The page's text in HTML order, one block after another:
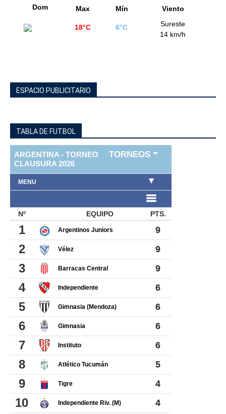
Dom
Max Mín Viento
18°C 6°C
Sureste
14 km/h
ESPACIO PUBLICITARIO
TABLA DE FUTBOL